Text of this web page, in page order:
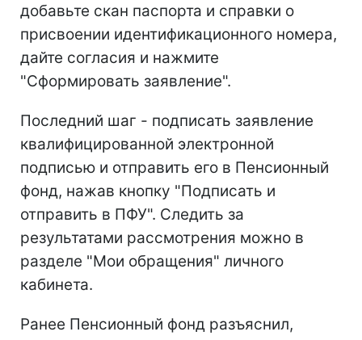
добавьте скан паспорта и справки о
присвоении идентификационного номера,
дайте согласия и нажмите
"Сформировать заявление".
Последний шаг - подписать заявление
квалифицированной электронной
подписью и отправить его в Пенсионный
фонд, нажав кнопку "Подписать и
отправить в ПФУ". Следить за
результатами рассмотрения можно в
разделе "Мои обращения" личного
кабинета.
Ранее Пенсионный фонд разъяснил,